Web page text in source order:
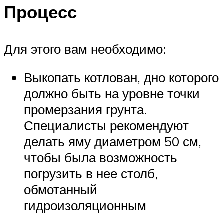
Процесс
Для этого вам необходимо:
Выкопать котлован, дно которого
должно быть на уровне точки
промерзания грунта.
Специалисты рекомендуют
делать яму диаметром 50 см,
чтобы была возможность
погрузить в нее столб,
обмотанный
гидроизоляционным